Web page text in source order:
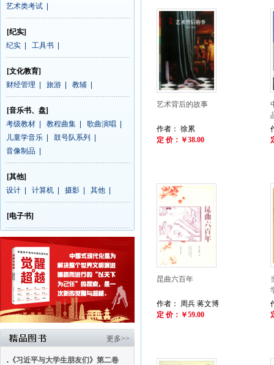
艺术类考试
[纪实]
纪实
工具书
[文化教育]
财经管理
旅游 教辅
[音乐书、盘]
考级教材
教程曲集 歌曲演唱
儿童学音乐
鼓号队系列
音像制品
[其他]
设计
计算机 摄影 其他
[电子书]
更多>>
. 《习近平与大学生朋友们》第二卷
艺术背后的故事
作者： 徐累
定 价：￥38.00
昆曲六百年
作者： 周兵 蒋文博
定 价：￥59.00